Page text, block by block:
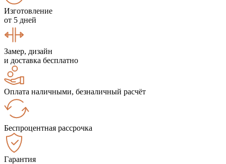
Изготовление
от 5 дней
Замер, дизайн
и доставка бесплатно
Оплата наличными, безналичный расчёт
Беспроцентная рассрочка
Гарантия